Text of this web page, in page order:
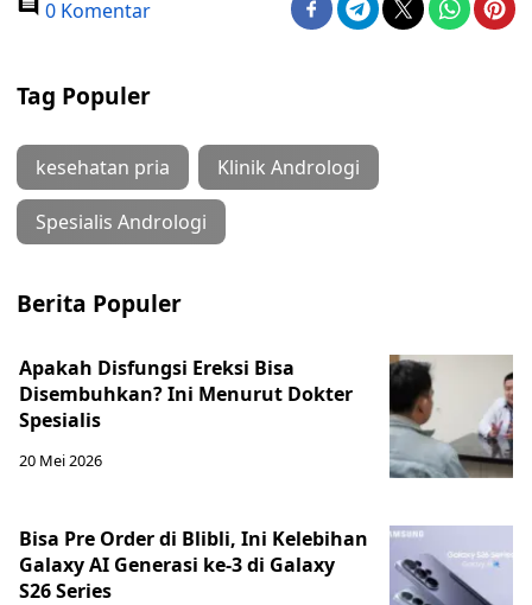
0 Komentar
Tag Populer
kesehatan pria Klinik Andrologi
Spesialis Andrologi
Berita Populer
Apakah Disfungsi Ereksi Bisa
Disembuhkan? Ini Menurut Dokter
Spesialis
20 Mei 2026
Bisa Pre Order di Blibli, Ini Kelebihan
Galaxy AI Generasi ke-3 di Galaxy
S26 Series